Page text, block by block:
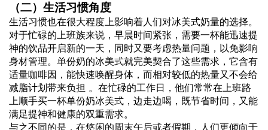
（二）生活习惯角度
生活习惯也在很大程度上影响着人们对冰美式奶量的选择。
对于忙碌的上班族来说，早晨时间紧张，需要一杯能迅速提
神的饮品开启新的一天，同时又要考虑热量问题，以免影响
身材管理。单份奶的冰美式就完美契合了这些需求，它含有
适量咖啡因，能快速唤醒身体，而相对较低的热量又不会给
减脂计划带来负担 。在忙碌的工作日，他们常常在上班路
上顺手买一杯单份奶冰美式，边走边喝，既节省时间，又能
满足提神和健康的双重需求。
与之不同的是，在悠闲的周末午后或者假期，人们更倾向于